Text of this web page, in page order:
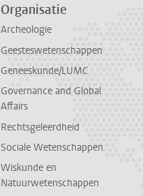
Organisatie
Archeologie
Geesteswetenschappen
Geneeskunde/LUMC
Governance and Global
Affairs
Rechtsgeleerdheid
Sociale Wetenschappen
Wiskunde en
Natuurwetenschappen